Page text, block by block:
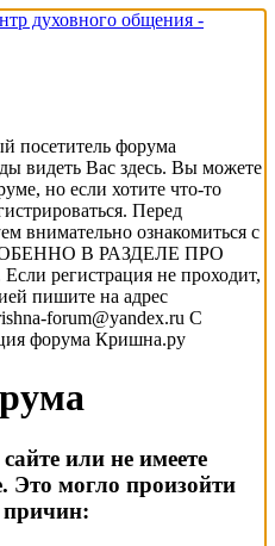
посетитель форума
видеть Вас здесь. Вы можете
но если хотите что-то
Перед
внимательно ознакомиться с
В РАЗДЕЛЕ ПРО
регистрация не проходит,
пишите на адрес
forum@yandex.ru С
форума Кришна.ру
или не имеете
Это могло произойти
причин: